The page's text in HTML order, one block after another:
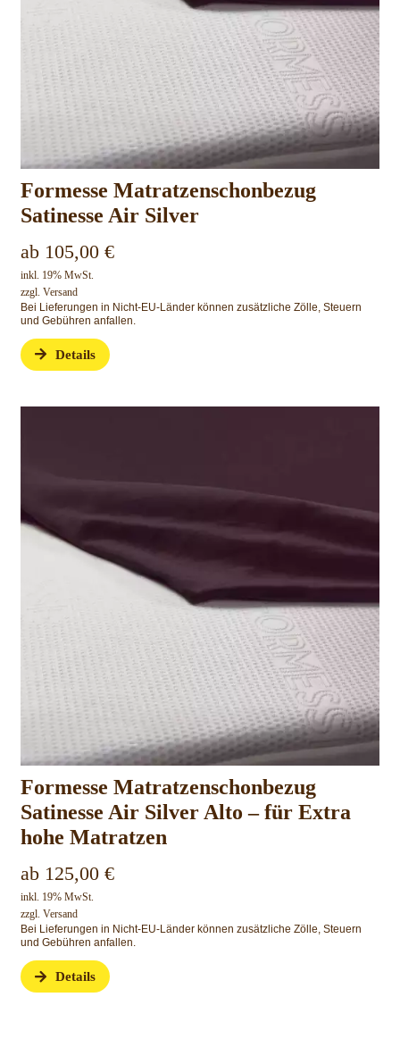
Formesse Matratzenschonbezug
Satinesse Air Silver
ab 105,00 €
inkl. 19% MwSt.
zzgl. Versand
Bei Lieferungen in Nicht-EU-Länder können zusätzliche Zölle, Steuern
und Gebühren anfallen.
Details
Formesse Matratzenschonbezug
Satinesse Air Silver Alto – für Extra
hohe Matratzen
ab 125,00 €
inkl. 19% MwSt.
zzgl. Versand
Bei Lieferungen in Nicht-EU-Länder können zusätzliche Zölle, Steuern
und Gebühren anfallen.
Details